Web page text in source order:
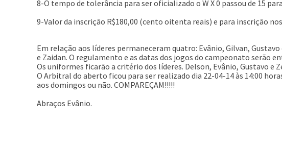
8-O tempo de tolerância para ser oficializado o W X 0 passou de 15
9-Valor da inscrição R$180,00 (cento oitenta reais) e para inscrição
Em relação aos líderes permaneceram quatro: Evânio, Gilvan,
e Zaidan. O regulamento e as datas dos jogos do campeonato serão
Os uniformes ficarão a critério dos líderes. Delson, Evânio, Gustavo e
O Arbitral do aberto ficou para ser realizado dia 22-04-14 às 14:00
aos domingos ou não. COMPAREÇAM!!!!!
Abraços Evânio.